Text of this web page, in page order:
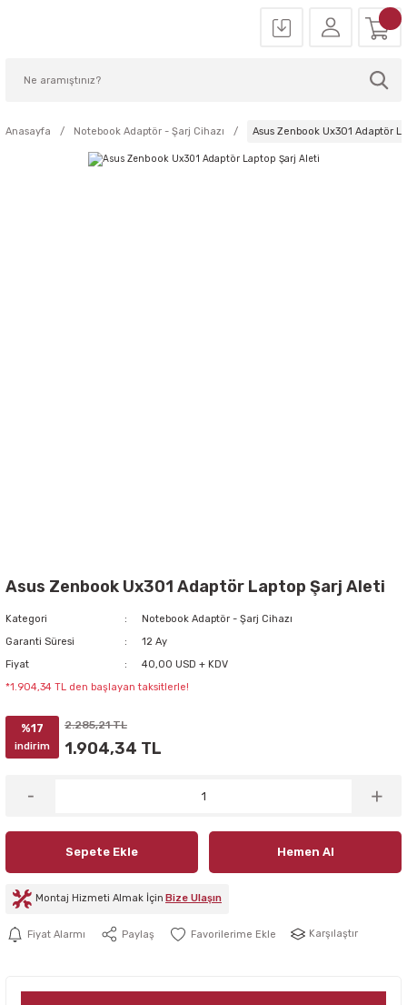
Anasayfa Notebook Adaptör - Şarj Cihazı Asus Zenbook Ux301 Adaptör
Asus Zenbook Ux301 Adaptör Laptop Şarj Aleti
Kategori
Notebook Adaptör - Şarj Cihazı
Garanti Süresi
12 Ay
Fiyat
40,00 USD + KDV
*1.904,34 TL den başlayan taksitlerle!
%17
indirim
2.285,21 TL
1.904,34 TL
Sepete Ekle Hemen Al
Montaj Hizmeti Almak İçin Bize Ulaşın
Fiyat Alarmı Paylaş Karşılaştır